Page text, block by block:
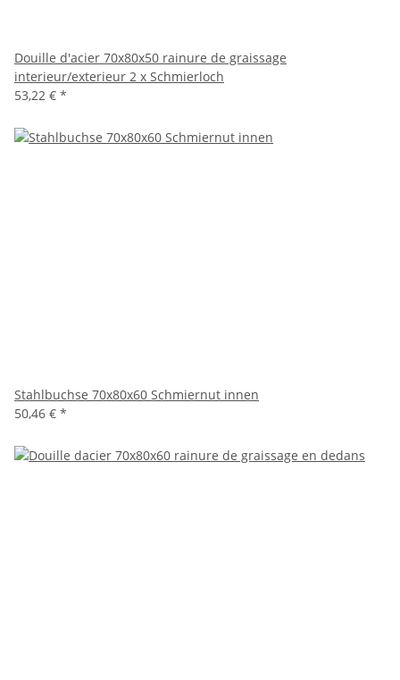
Douille d'acier 70x80x50 rainure de graissage
interieur/exterieur 2 x Schmierloch
53,22 € *
Stahlbuchse 70x80x60 Schmiernut innen
50,46 € *